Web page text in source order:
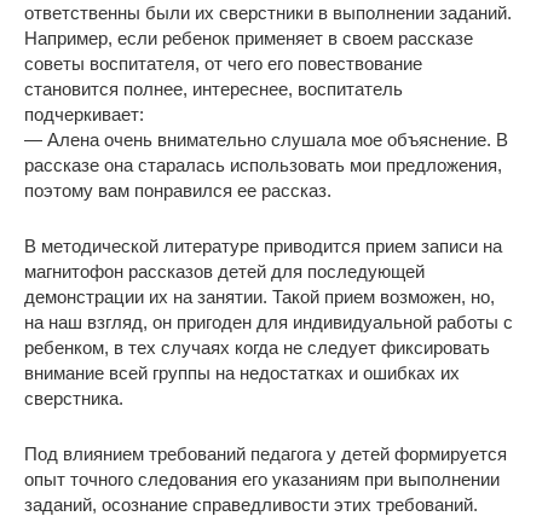
ответственны были их сверстники в выполнении заданий.
Например, если ребенок применяет в своем рассказе
советы воспитателя, от чего его повествование
становится полнее, интереснее, воспитатель
подчеркивает:
— Алена очень внимательно слушала мое объяснение. В
рассказе она старалась использовать мои предложения,
поэтому вам понравился ее рассказ.
В методической литературе приводится прием записи на
магнитофон рассказов детей для последующей
демонстрации их на занятии. Такой прием возможен, но,
на наш взгляд, он пригоден для индивидуальной работы с
ребенком, в тех случаях когда не следует фиксировать
внимание всей группы на недостатках и ошибках их
сверстника.
Под влиянием требований педагога у детей формируется
опыт точного следования его указаниям при выполнении
заданий, осознание справедливости этих требований.